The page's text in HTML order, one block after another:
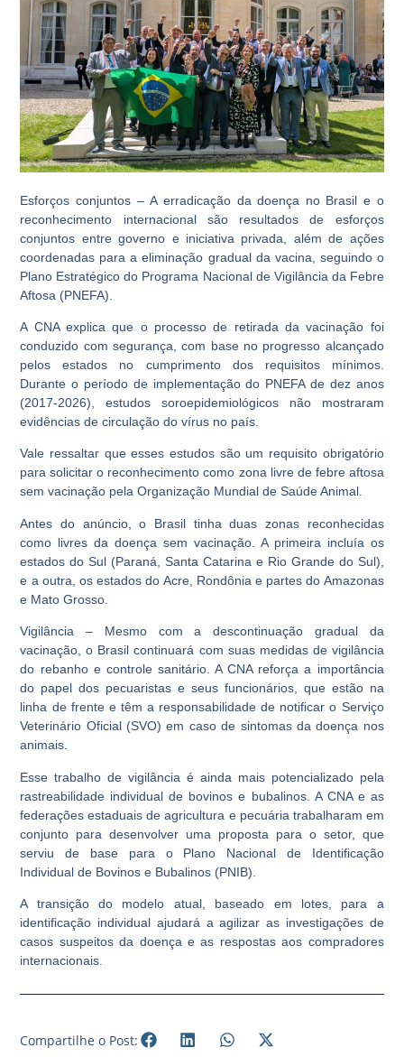
Esforços conjuntos –A erradicação da doença no Brasil e o
reconhecimento internacional são resultados de esforços
conjuntos entre governo e iniciativa privada, além de ações
coordenadas para a eliminação gradual da vacina, seguindo o
Plano Estratégico do Programa Nacional de Vigilância da Febre
Aftosa (PNEFA).
A CNA explica que o processo de retirada da vacinação foi
conduzido com segurança, com base no progresso alcançado
pelos estados no cumprimento dos requisitos mínimos.
Durante o período de implementação do PNEFA de dez anos
(2017-2026), estudos soroepidemiológicos não mostraram
evidências de circulação do vírus no país.
Vale ressaltar que esses estudos são um requisito obrigatório
para solicitar o reconhecimento como zona livre de febre aftosa
sem vacinação pela Organização Mundial de Saúde Animal.
Antes do anúncio, o Brasil tinha duas zonas reconhecidas
como livres da doença sem vacinação. A primeira incluía os
estados do Sul (Paraná, Santa Catarina e Rio Grande do Sul),
e a outra, os estados do Acre, Rondônia e partes do Amazonas
e Mato Grosso.
Vigilância – Mesmo com a descontinuação gradual da
vacinação, o Brasil continuará com suas medidas de vigilância
do rebanho e controle sanitário. A CNA reforça a importância
do papel dos pecuaristas e seus funcionários, que estão na
linha de frente e têm a responsabilidade de notificar o Serviço
Veterinário Oficial (SVO) em caso de sintomas da doença nos
animais.
Esse trabalho de vigilância é ainda mais potencializado pela
rastreabilidade individual de bovinos e bubalinos. A CNA e as
federações estaduais de agricultura e pecuária trabalharam em
conjunto para desenvolver uma proposta para o setor, que
serviu de base para o Plano Nacional de Identificação
Individual de Bovinos e Bubalinos (PNIB).
A transição do modelo atual, baseado em lotes, para a
identificação individual ajudará a agilizar as investigações de
casos suspeitos da doença e as respostas aos compradores
internacionais.
Compartilhe o Post: